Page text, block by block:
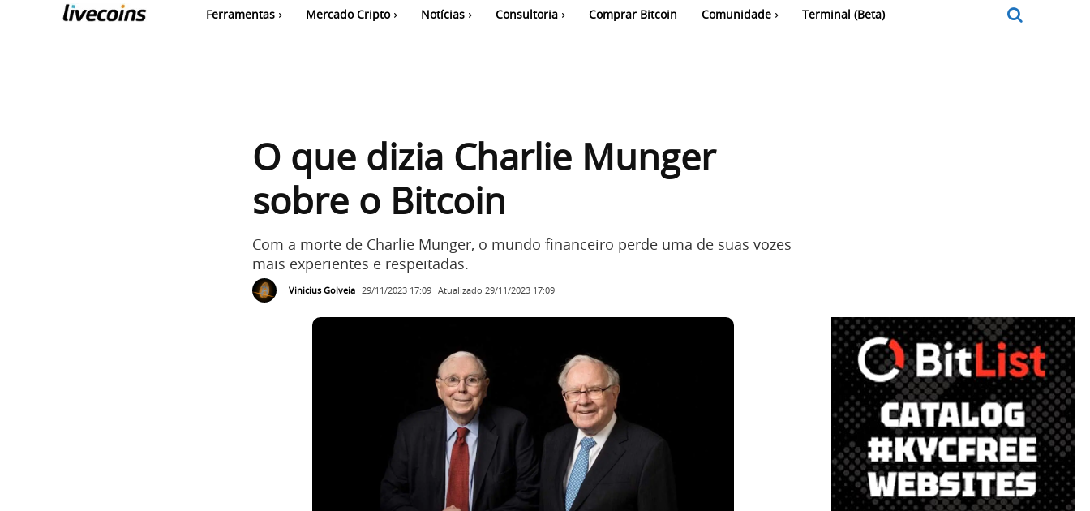
Ferramentas Mercado Cripto Notícias Consultoria Comprar Bitcoin Comunidade Terminal (Beta)
O que dizia Charlie Munger
sobre o Bitcoin
Com a morte de Charlie Munger, o mundo financeiro perde uma de suas vozes
mais experientes e respeitadas.
Vinicius Golveia 29/11/2023 17:09 Atualizado 29/11/2023 17:09